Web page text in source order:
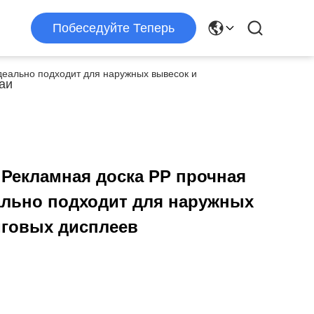
Побеседуйте Теперь
подходит для наружных вывесок и
доска PP прочная
подходит для наружных
дисплеев